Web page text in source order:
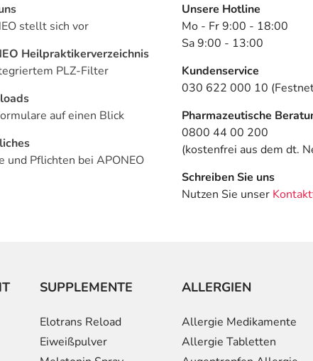
stellt sich vor
Heilpraktikerverzeichnis
PLZ-Filter
auf einen Blick
und Pflichten bei APONEO
Unsere Hotline
Mo - Fr 9:00 - 18:00
Sa 9:00 - 13:00
Kundenservice
030 622 000 10
Pharmazeutische
0800 44 00 200
(kostenfrei aus dem dt.
Schreiben Sie uns
Nutzen Sie unser
SUPPLEMENTE
Elotrans Reload
Eiweißpulver
ALLERGIEN
Allergie Medikamente
Allergie Tabletten